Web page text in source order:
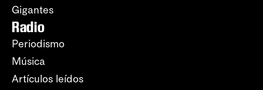
Gigantes
Radio
Periodismo
Música
Artículos leídos